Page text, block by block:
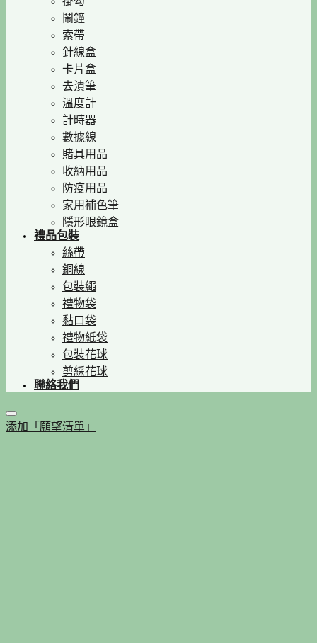
鬧鐘
索帶
針線盒
卡片盒
去漬筆
溫度計
計時器
數據線
賭具用品
收納用品
防疫用品
家用補色筆
隱形眼鏡盒
禮品包裝
絲帶
銅線
包裝繩
禮物袋
黏口袋
禮物紙袋
包裝花球
剪綵花球
聯絡我們
添加「願望清單」